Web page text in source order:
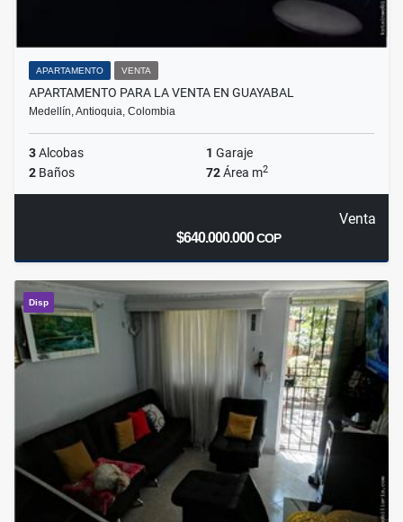
APARTAMENTO VENTA
APARTAMENTO PARA LA VENTA EN GUAYABAL
Medellín, Antioquia, Colombia
3Alcobas 1 Garaje
2 Baños 72Área m2
Venta
$640.000.000COP
Disp